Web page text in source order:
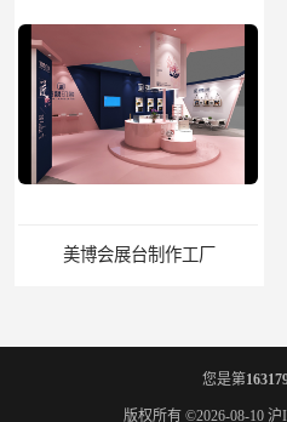
美博会展台制作工厂
您是第
版权所有 ©2026-08-10 沪